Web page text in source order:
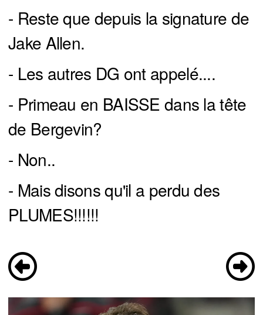
- Reste que depuis la signature de
Jake Allen.
- Les autres DG ont appelé....
- Primeau en BAISSE dans la tête
de Bergevin?
- Non..
- Mais disons qu'il a perdu des
PLUMES!!!!!!